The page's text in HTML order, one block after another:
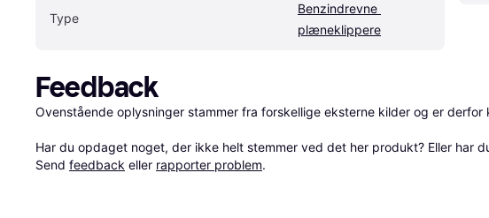
Type
Benzindrevne
plæneklippere
Feedback
Ovenstående oplysninger stammer fra forskellige eksterne kilder og er derfor
Har du opdaget noget, der ikke helt stemmer ved det her produkt? Eller har
Send feedback eller rapporter problem.